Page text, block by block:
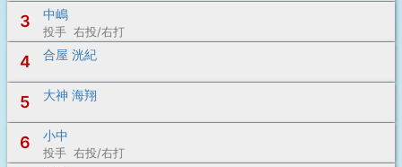
3 中嶋
投手 右投/右打
4 合屋 洸紀
5 大神 海翔
6 小中
投手 右投/右打